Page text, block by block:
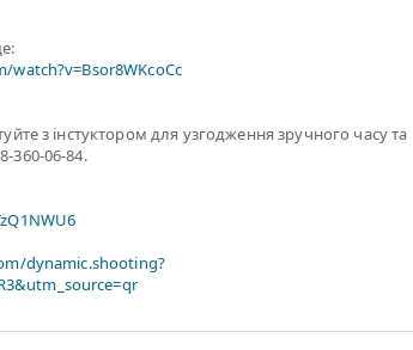
з інстуктором для узгодження зручного часу та
360-06-84.
dynamic.shooting?